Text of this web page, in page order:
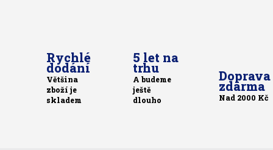
Rychlé
dodání
Většina
zboží je
skladem
5 let na
trhu
A budeme
ještě
dlouho
Doprava
zdarma
Nad 2000 Kč